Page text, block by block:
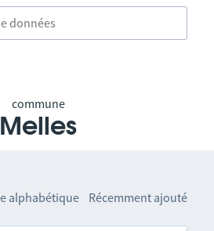
commune
Melles
alphabétique Récemment ajouté